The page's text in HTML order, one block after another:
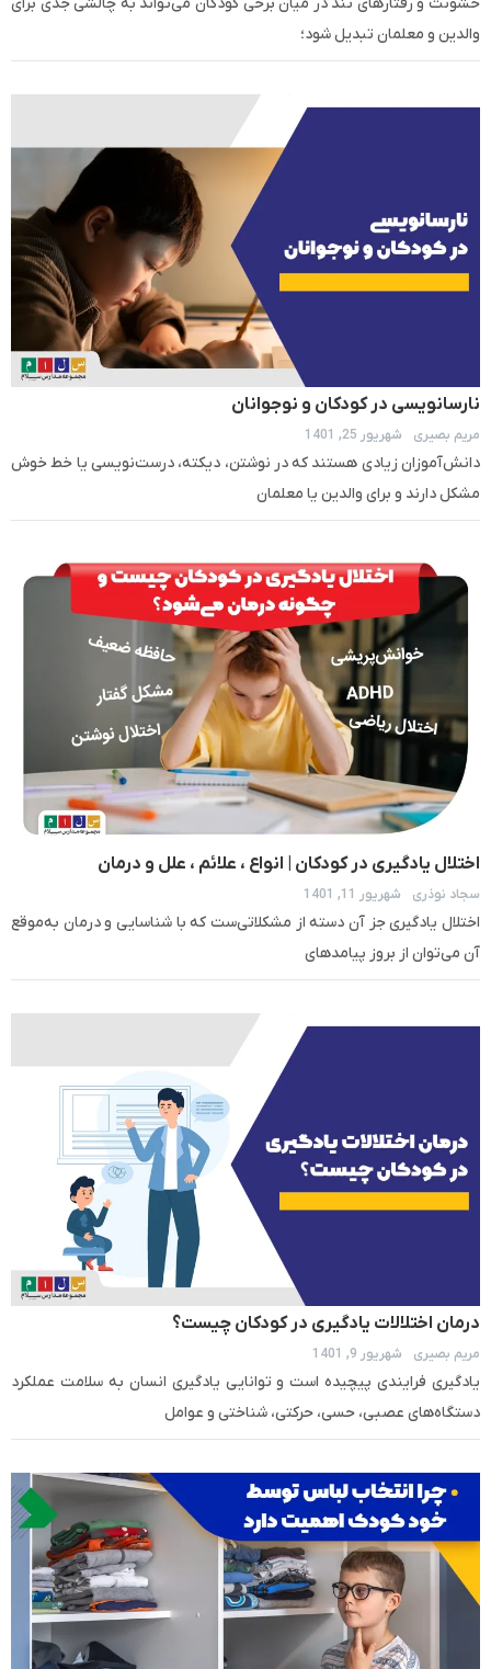
والدین و معلمان تبدیل شود؛
نارسانویسی در کودکان و نوجوانان
مریم بصیری شهریور 25, 1401
دانش‌آموزان زیادی هستند که در نوشتن، دیکته، درست‌نویسی یا خط خوش
مشکل دارند و برای والدین یا معلمان
اختلال یادگیری در کودکان | انواع ، علائم ، علل و درمان
سجاد نوذری شهریور 11, 1401
اختلال یادگیری جز آن دسته از مشکلاتی‌ست که با شناسایی و درمان به‌موقع
آن می‌توان از بروز پیامدهای
درمان اختلالات یادگیری در کودکان چیست؟
مریم بصیری شهریور 9, 1401
یادگیری فرایندی پیچیده است و توانایی یادگیری انسان به سلامت عملکرد
دستگاه‌های عصبی، حسی، حرکتی، شناختی و عوامل